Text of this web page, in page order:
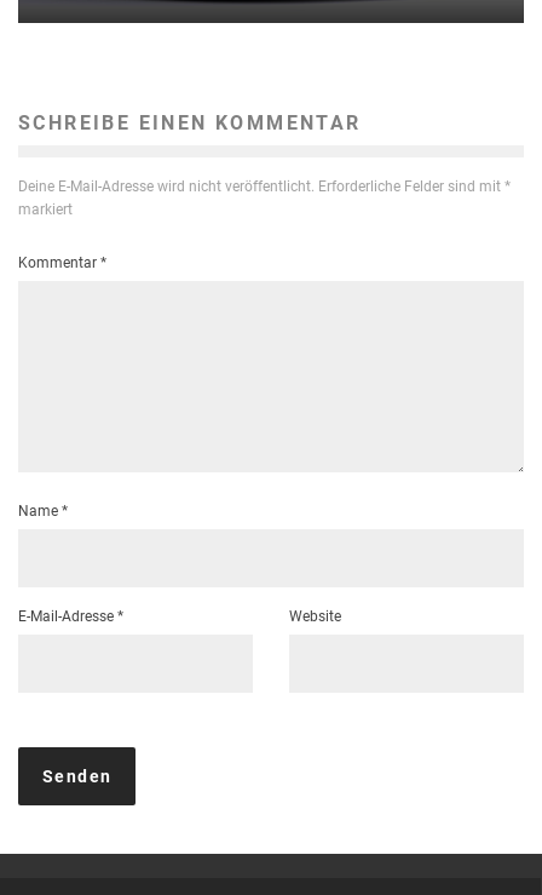
SCHREIBE EINEN KOMMENTAR
Deine E-Mail-Adresse wird nicht veröffentlicht. Erforderliche Felder sind mit *
markiert
Kommentar *
Name *
E-Mail-Adresse * Website